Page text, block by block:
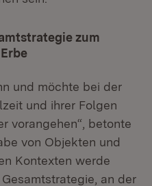
zum
und möchte bei der
und ihrer Folgen
vorangehen“, betonte
von Objekten und
Kontexten werde
an der